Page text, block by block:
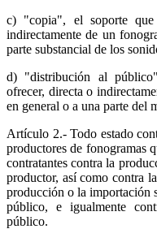
c) "copia", el soporte que
indirectamente de un
parte substancial de los
d) "distribución al
ofrecer, directa o
en general o a una parte del
Artículo 2.- Todo estado
productores de fonogramas
contratantes contra la
productor, así como contra
producción o la importación
público, e igualmente
público.